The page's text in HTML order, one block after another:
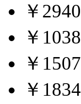
￥2940
￥1038
￥1507
￥1834